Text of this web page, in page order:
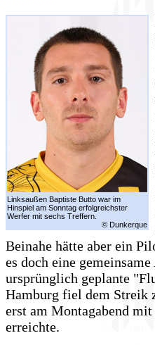
Linksaußen Baptiste Butto war im
Hinspiel am Sonntag erfolgreichster
Werfer mit sechs Treffern.
© Dunkerque
Beinahe hätte aber ein
es doch eine
ursprünglich geplante
Hamburg fiel dem Streik
erst am Montagabend
erreichte.